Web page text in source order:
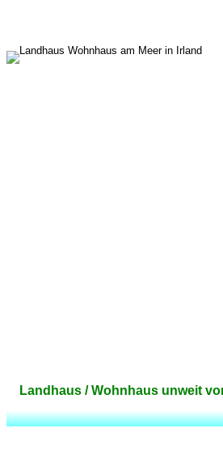
Landhaus / Wohnhaus unweit